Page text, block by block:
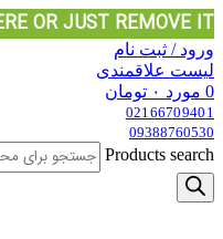
OR JUST REMOVE IT…
ورود / ثبت نام
لیست علاقمندی
0 مورد ۰ تومان
02166709401
09388760530
Products search